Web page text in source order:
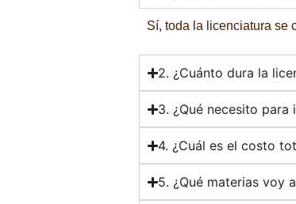
Sí, toda la licenciatura se
2. ¿Cuánto dura la
3. ¿Qué necesito para
4. ¿Cuál es el costo
5. ¿Qué materias voy